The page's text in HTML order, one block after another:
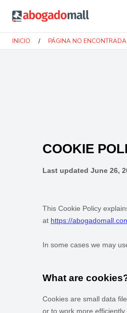
Abogadomall
INICIO / PÁGINA NO ENCONTRADA